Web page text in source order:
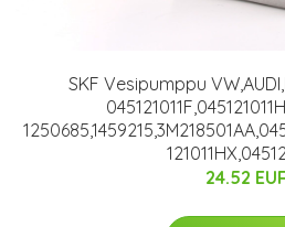
SKF Vesipumppu
24.52